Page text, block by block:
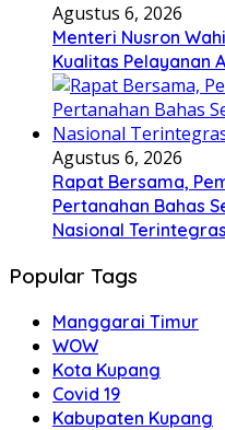
Agustus 6, 2026
Menteri Nusron
Kualitas Pelayanan
Agustus 6, 2026
Rapat Bersama,
Pertanahan Bahas
Nasional
Popular Tags
Manggarai Timur
WOW
Kota Kupang
Covid 19
Kabupaten Kupang